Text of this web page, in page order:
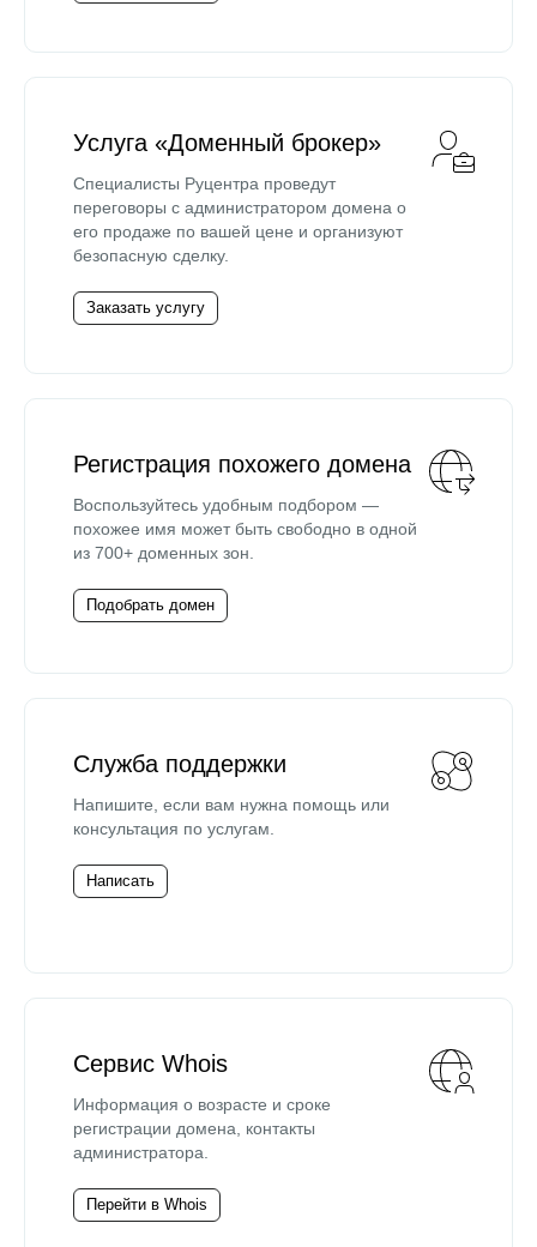
Услуга «Доменный брокер»
Специалисты Руцентра проведут
переговоры с администратором домена о
его продаже по вашей цене и организуют
безопасную сделку.
Заказать услугу
Регистрация похожего домена
Воспользуйтесь удобным подбором —
похожее имя может быть свободно в одной
из 700+ доменных зон.
Подобрать домен
Служба поддержки
Напишите, если вам нужна помощь или
консультация по услугам.
Написать
Сервис Whois
Информация о возрасте и сроке
регистрации домена, контакты
администратора.
Перейти в Whois